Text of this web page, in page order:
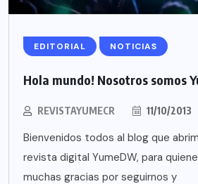
EDITORIAL NOTICIAS
Hola mundo! Nosotros somos
REVISTAYUMECR 11/10/2013
Bienvenidos todos al blog que
revista digital YumeDW, para
muchas gracias por seguirnos y